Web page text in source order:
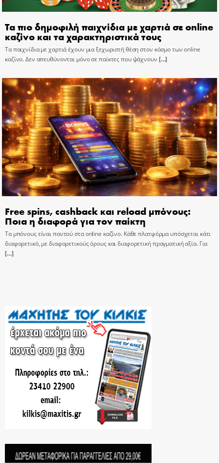
Τα πιο δημοφιλή παιχνίδια με χαρτιά σε online
καζίνο και τα χαρακτηριστικά τους
Τα παιχνίδια με χαρτιά έχουν μια ξεχωριστή θέση στον κόσμο των online
καζίνο. Δεν απευθύνονται μόνο σε παίκτες που ψάχνουν […]
Free spins, cashback και reload μπόνους:
Ποια η διαφορά για τον παίκτη
Τα μπόνους είναι παντού στα online καζίνο. Κάθε πλατφόρμα υπόσχεται κάτι
διαφορετικό, με διαφορετικούς όρους και διαφορετική πραγματική αξία. Για
[…]